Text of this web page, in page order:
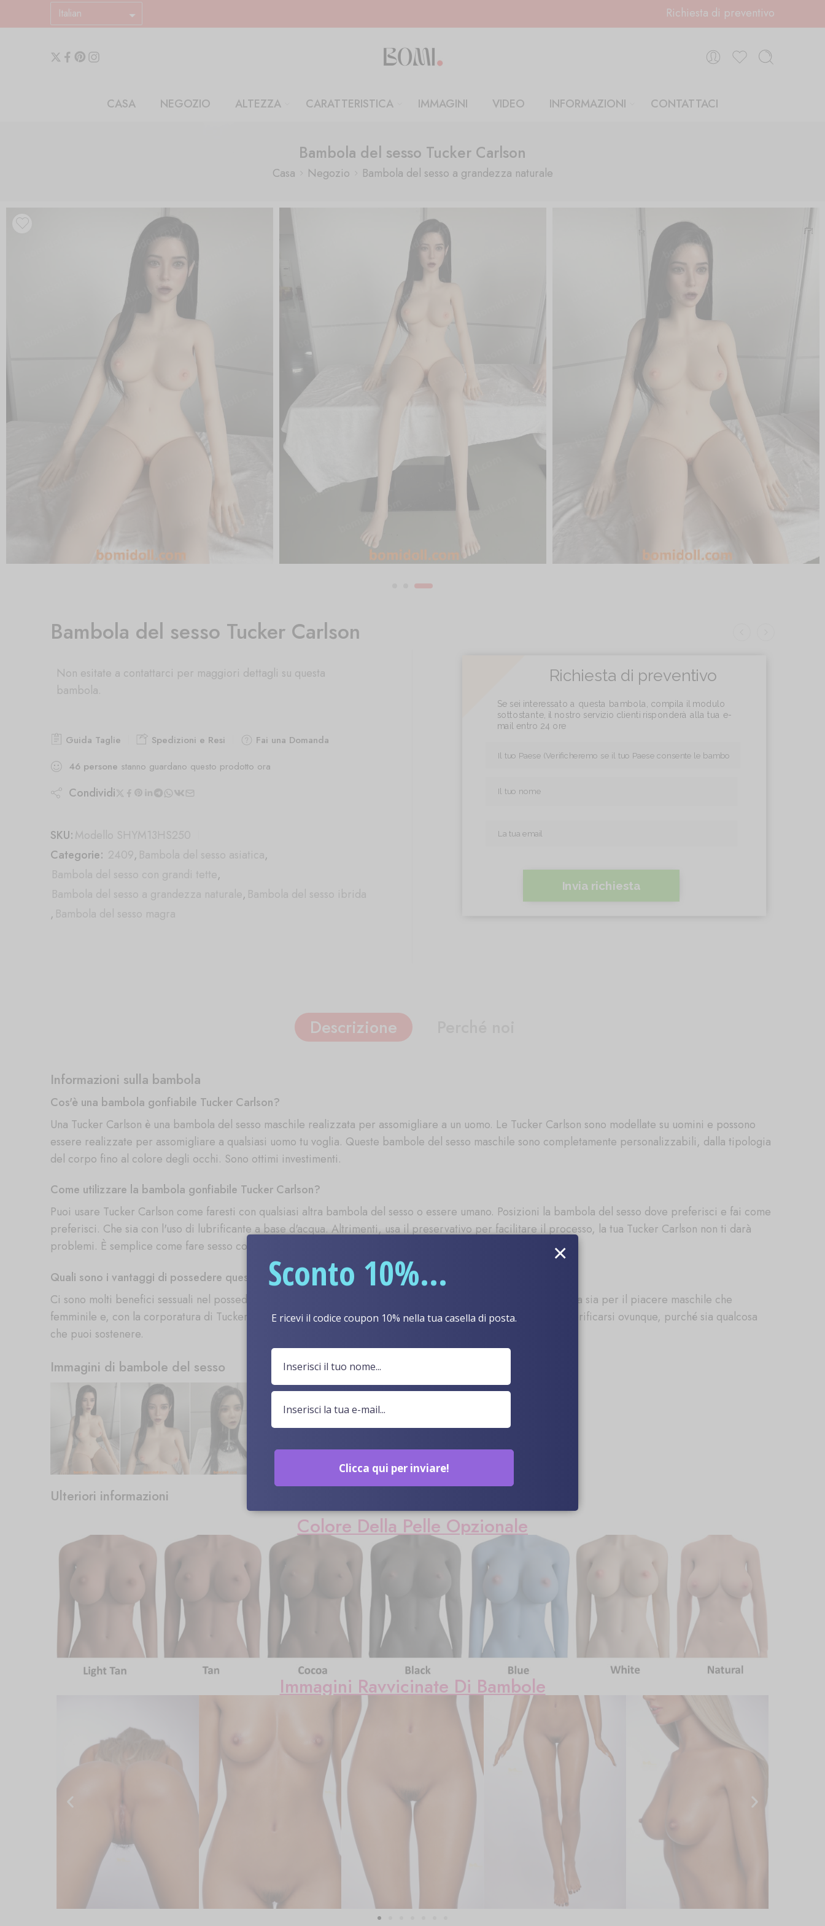
Italian Richiesta di preventivo
CASA NEGOZIO ALTEZZA CARATTERISTICA IMMAGINI VIDEO INFORMAZIONI CONTATTACI
Bambola del sesso Tucker Carlson
Casa Negozio Bambola del sesso a grandezza naturale
Bambola del sesso Tucker Carlson
Non esitate a contattarci per maggiori dettagli su questa
bambola.
Guida Taglie Spedizioni e Resi
Fai una Domanda
46 persone stanno guardano questo prodotto ora
Condividi
SKU:Modello SHYM13HS250
Categorie: 2409, Bambola del sesso asiatica,
Bambola del sesso con grandi tette,
Bambola del sesso a grandezza naturale, Bambola del sesso ibrida
, Bambola del sesso magra
Richiesta di preventivo
Se sei interessato a questa bambola, compila il modulo
sottostante, il nostro servizio clienti risponderà alla tua e-
mail entro 24 ore
Invia richiesta
Descrizione
Informazioni sulla bambola
Cos'è una bambola gonfiabile Tucker Carlson?
Una Tucker Carlson è una bambola del sesso maschile realizzata per assomigliare a un uomo. Le Tucker Carlson sono modellate su uomini e possono
essere realizzate per assomigliare a qualsiasi uomo tu voglia. Queste bambole del sesso maschile sono completamente personalizzabili, dalla tipologia
del corpo fino al colore degli occhi. Sono ottimi investimenti.
Come utilizzare la bambola gonfiabile Tucker Carlson?
Puoi usare Tucker Carlson come faresti con qualsiasi altra bambola del sesso o essere umano. Posizioni la bambola del sesso dove preferisci e fai come
preferisci. Che sia con l'uso di lubrificante a base d'acqua. Altrimenti, usa il preservativo per facilitare il processo, la tua Tucker Carlson non ti darà
problemi. È semplice come fare sesso con un uomo.
Quali sono i vantaggi di possedere questa Tucker Carlson?
Ci sono molti benefici sessuali nel possedere una bambola del sesso maschile. Per prima cosa, può essere usata sia per il piacere maschile che
femminile e, con la corporatura di Tucker Carlson, è facile da usare e trasportare, quindi il tuo orgasmo può verificarsi ovunque, purché sia qualcosa
che puoi sostenere.
Immagini di bambole del sesso
Ulteriori informazioni
Colore Della Pelle Opzionale
Immagini Ravvicinate Di Bambole
Sconto 10%...
E ricevi il codice coupon 10% nella tua casella di posta.
Clicca qui per inviare!
×